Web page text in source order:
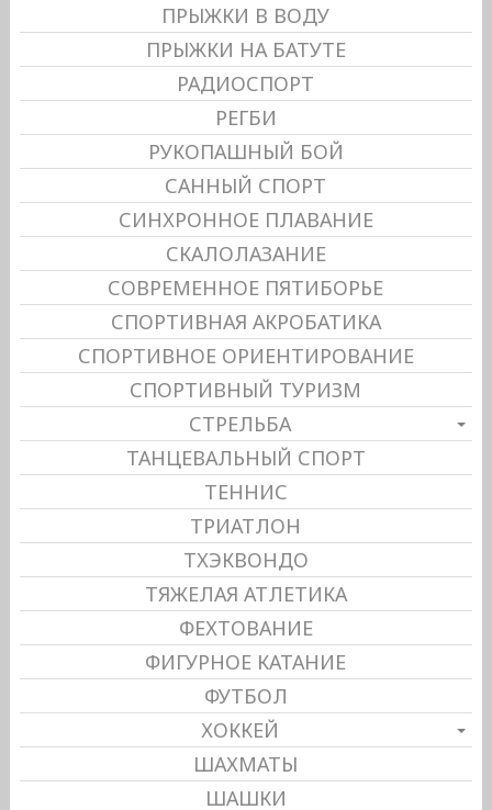
ПРЫЖКИ В ВОДУ
ПРЫЖКИ НА БАТУТЕ
РАДИОСПОРТ
РЕГБИ
РУКОПАШНЫЙ БОЙ
САННЫЙ СПОРТ
СИНХРОННОЕ ПЛАВАНИЕ
СКАЛОЛАЗАНИЕ
СОВРЕМЕННОЕ ПЯТИБОРЬЕ
СПОРТИВНАЯ АКРОБАТИКА
СПОРТИВНОЕ ОРИЕНТИРОВАНИЕ
СПОРТИВНЫЙ ТУРИЗМ
СТРЕЛЬБА
ТАНЦЕВАЛЬНЫЙ СПОРТ
ТЕННИС
ТРИАТЛОН
ТХЭКВОНДО
ТЯЖЕЛАЯ АТЛЕТИКА
ФЕХТОВАНИЕ
ФИГУРНОЕ КАТАНИЕ
ФУТБОЛ
ХОККЕЙ
ШАХМАТЫ
ШАШКИ